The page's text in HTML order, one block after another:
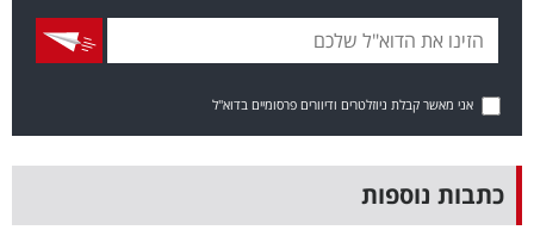
אחרינו:
אני מאשר קבלת ניוזלטרים ודיוורים פרסומיים בדוא"ל
כתבות נוספות